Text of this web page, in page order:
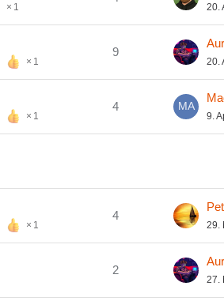
1 20.
1
9
20.
1
4
9.
1
4
29.
2
27.